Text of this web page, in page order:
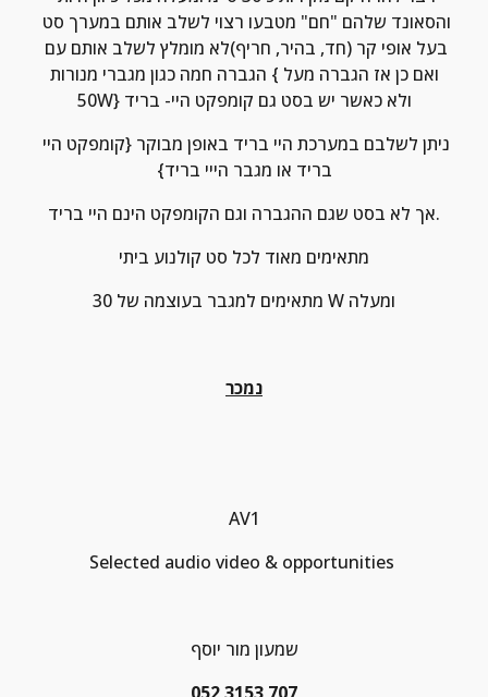
הגברה חמה כגון מגברי מנורות {ואם כן אז הגברה מעל
50W} ולא כאשר יש בסט גם קומפקט היי- בריד
בריד או מגבר הייי בריד}
אך לא בסט שגם ההגברה וגם הקומפקט הינם היי בריד.
מתאימים מאוד לכל סט קולנוע ביתי
מתאימים למגבר בעוצמה של 30 W ומעלה
נמכר
AV1
Selected audio video & opportunities
שמעון מור יוסף